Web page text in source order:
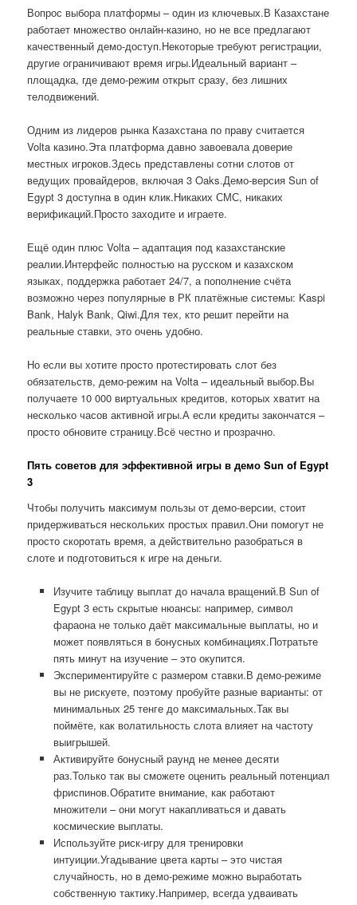
Вопрос выбора платформы – один из ключевых.В Казахстане
работает множество онлайн-казино, но не все предлагают
качественный демо-доступ.Некоторые требуют регистрации,
другие ограничивают время игры.Идеальный вариант –
площадка, где демо-режим открыт сразу, без лишних
телодвижений.
Одним из лидеров рынка Казахстана по праву считается
Volta казино.Эта платформа давно завоевала доверие
местных игроков.Здесь представлены сотни слотов от
ведущих провайдеров, включая 3 Oaks.Демо-версия Sun of
Egypt 3 доступна в один клик.Никаких СМС, никаких
верификаций.Просто заходите и играете.
Ещё один плюс Volta – адаптация под казахстанские
реалии.Интерфейс полностью на русском и казахском
языках, поддержка работает 24/7, а пополнение счёта
возможно через популярные в РК платёжные системы: Kaspi
Bank, Halyk Bank, Qiwi.Для тех, кто решит перейти на
реальные ставки, это очень удобно.
Но если вы хотите просто протестировать слот без
обязательств, демо-режим на Volta – идеальный выбор.Вы
получаете 10 000 виртуальных кредитов, которых хватит на
несколько часов активной игры.А если кредиты закончатся –
просто обновите страницу.Всё честно и прозрачно.
Пять советов для эффективной игры в демо Sun of Egypt
3
Чтобы получить максимум пользы от демо-версии, стоит
придерживаться нескольких простых правил.Они помогут не
просто скоротать время, а действительно разобраться в
слоте и подготовиться к игре на деньги.
Изучите таблицу выплат до начала вращений.В Sun of
Egypt 3 есть скрытые нюансы: например, символ
фараона не только даёт максимальные выплаты, но и
может появляться в бонусных комбинациях.Потратьте
пять минут на изучение – это окупится.
Экспериментируйте с размером ставки.В демо-режиме
вы не рискуете, поэтому пробуйте разные варианты: от
минимальных 25 тенге до максимальных.Так вы
поймёте, как волатильность слота влияет на частоту
выигрышей.
Активируйте бонусный раунд не менее десяти
раз.Только так вы сможете оценить реальный потенциал
фриспинов.Обратите внимание, как работают
множители – они могут накапливаться и давать
космические выплаты.
Используйте риск-игру для тренировки
интуиции.Угадывание цвета карты – это чистая
случайность, но в демо-режиме можно выработать
собственную тактику.Например, всегда удваивать